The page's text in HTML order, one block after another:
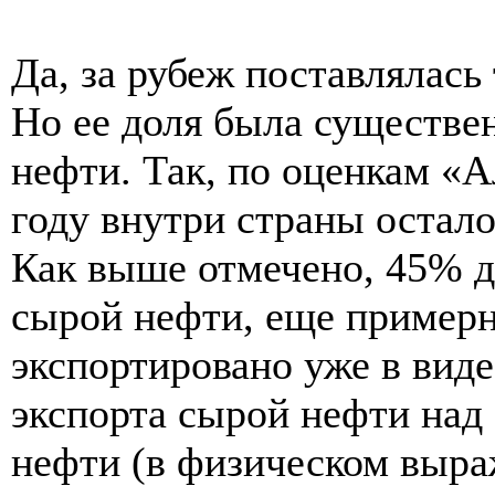
Да, за рубеж
Но ее доля была
нефти. Так, по оценкам
году внутри страны
Как выше отмечено, 45%
сырой нефти, еще
экспортировано уже в
экспорта сырой нефти
нефти (в физическом